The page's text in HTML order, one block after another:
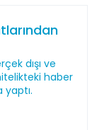
dışı ve
haber
yaptı.